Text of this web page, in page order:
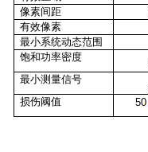
像素间距
有效像素
最小系统动态范围
饱和功率密度
最小测量信号
损伤阈值
50